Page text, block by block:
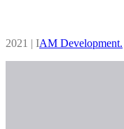
2021 | IAM Development.